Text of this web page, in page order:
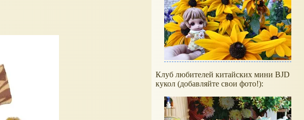
Клуб любителей китайских мини BJD
кукол (добавляйте свои фото!):